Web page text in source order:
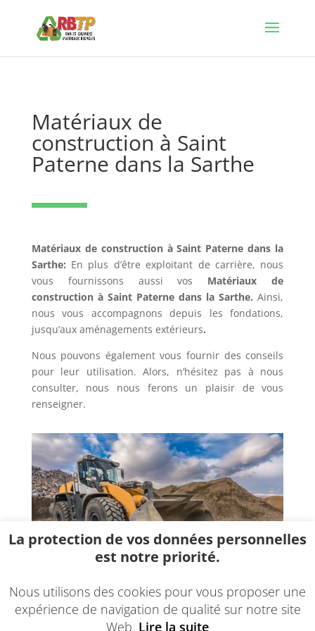
Matériaux de
construction à Saint
Paterne dans la Sarthe
Matériaux de construction à Saint Paterne dans la
Sarthe: En plus d’être exploitant de carrière, nous
vous fournissons aussi vos Matériaux de
construction à Saint Paterne dans la Sarthe. Ainsi,
nous vous accompagnons depuis les fondations,
jusqu’aux aménagements extérieurs.
Nous pouvons également vous fournir des conseils
pour leur utilisation. Alors, n’hésitez pas à nous
consulter, nous nous ferons un plaisir de vous
renseigner.
La protection de vos données personnelles
est notre priorité.
Nous utilisons des cookies pour vous proposer une
expérience de navigation de qualité sur notre site
Web. Lire la suite